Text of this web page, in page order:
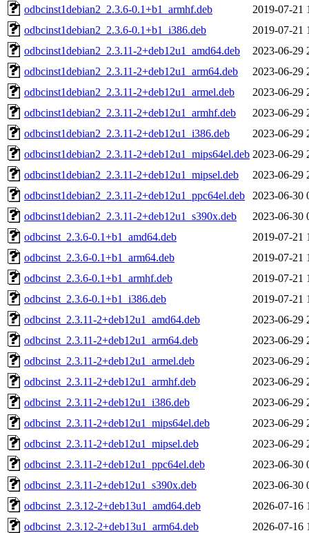
odbcinst1debian2_2.3.6-0.1+b1_armhf.deb
2019-07-21
odbcinst1debian2_2.3.6-0.1+b1_i386.deb
2019-07-21
odbcinst1debian2_2.3.11-2+deb12u1_amd64.deb
2023-06-29
odbcinst1debian2_2.3.11-2+deb12u1_arm64.deb
2023-06-29
odbcinst1debian2_2.3.11-2+deb12u1_armel.deb
2023-06-29
odbcinst1debian2_2.3.11-2+deb12u1_armhf.deb
2023-06-29
odbcinst1debian2_2.3.11-2+deb12u1_i386.deb
2023-06-29
odbcinst1debian2_2.3.11-2+deb12u1_mips64el.deb 2023-06-29
odbcinst1debian2_2.3.11-2+deb12u1_mipsel.deb
2023-06-29
odbcinst1debian2_2.3.11-2+deb12u1_ppc64el.deb
2023-06-30
odbcinst1debian2_2.3.11-2+deb12u1_s390x.deb
2023-06-30
odbcinst_2.3.6-0.1+b1_amd64.deb
2019-07-21
odbcinst_2.3.6-0.1+b1_arm64.deb
2019-07-21
odbcinst_2.3.6-0.1+b1_armhf.deb
2019-07-21
odbcinst_2.3.6-0.1+b1_i386.deb
2019-07-21
odbcinst_2.3.11-2+deb12u1_amd64.deb
2023-06-29
odbcinst_2.3.11-2+deb12u1_arm64.deb
2023-06-29
odbcinst_2.3.11-2+deb12u1_armel.deb
2023-06-29
odbcinst_2.3.11-2+deb12u1_armhf.deb
2023-06-29
odbcinst_2.3.11-2+deb12u1_i386.deb
2023-06-29
odbcinst_2.3.11-2+deb12u1_mips64el.deb
2023-06-29
odbcinst_2.3.11-2+deb12u1_mipsel.deb
2023-06-29
odbcinst_2.3.11-2+deb12u1_ppc64el.deb
2023-06-30
odbcinst_2.3.11-2+deb12u1_s390x.deb
2023-06-30
odbcinst_2.3.12-2+deb13u1_amd64.deb
2026-07-16
odbcinst_2.3.12-2+deb13u1_arm64.deb
2026-07-16